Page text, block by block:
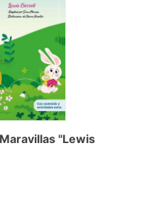
"Lewis